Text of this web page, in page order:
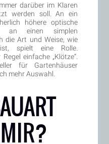
darüber im Klaren
werden soll. An ein
höhere optische
an einen simplen
die Art und Weise, wie
spielt eine Rolle.
einfache „Klötze“.
für Gartenhäuser
mehr Auswahl.